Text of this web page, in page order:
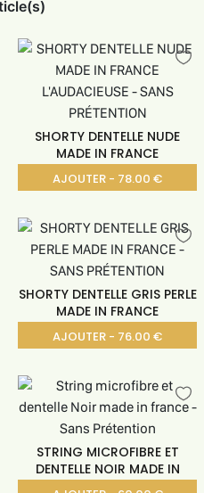
SHORTY DENTELLE NUDE
MADE IN FRANCE
AJOUTER - 78.00 €
SHORTY DENTELLE GRIS PERLE
MADE IN FRANCE
AJOUTER - 76.00 €
STRING MICROFIBRE ET
DENTELLE NOIR MADE IN